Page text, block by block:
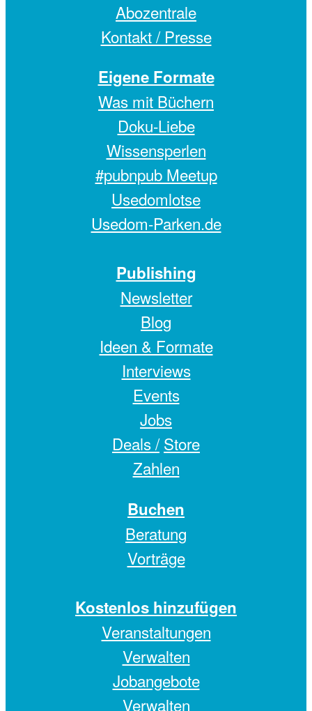
Abozentrale
Kontakt / Presse
Eigene Formate
Was mit Büchern
Doku-Liebe
Wissensperlen
#pubnpub Meetup
Usedomlotse
Usedom-Parken.de
Publishing
Newsletter
Blog
Ideen & Formate
Interviews
Events
Jobs
Deals / Store
Zahlen
Buchen
Beratung
Vorträge
Kostenlos hinzufügen
Veranstaltungen
Verwalten
Jobangebote
Verwalten